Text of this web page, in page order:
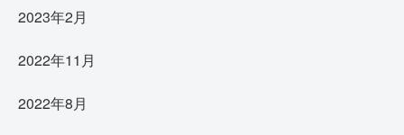
2023年2月
2022年11月
2022年8月